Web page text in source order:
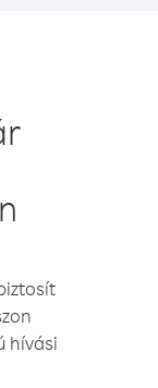
hívási